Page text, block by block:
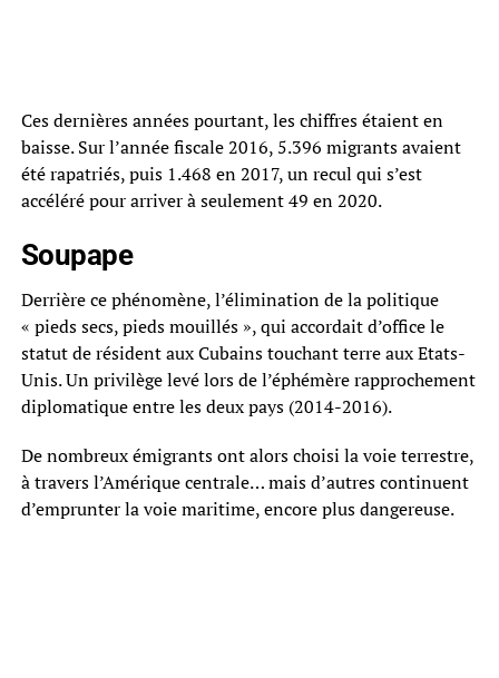
Ces dernières années pourtant, les chiffres étaient en
baisse. Sur l’année fiscale 2016, 5.396 migrants avaient
été rapatriés, puis 1.468 en 2017, un recul qui s’est
accéléré pour arriver à seulement 49 en 2020.
Soupape
Derrière ce phénomène, l’élimination de la politique
« pieds secs, pieds mouillés », qui accordait d’office le
statut de résident aux Cubains touchant terre aux Etats-
Unis. Un privilège levé lors de l’éphémère rapprochement
diplomatique entre les deux pays (2014-2016).
De nombreux émigrants ont alors choisi la voie terrestre,
à travers l’Amérique centrale… mais d’autres continuent
d’emprunter la voie maritime, encore plus dangereuse.